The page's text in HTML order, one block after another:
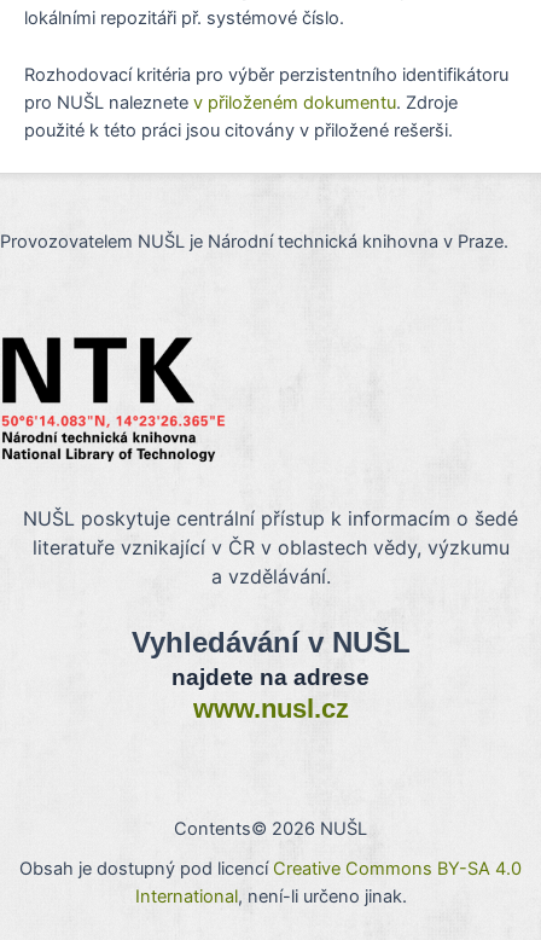
lokálními repozitáři př. systémové číslo.
Rozhodovací kritéria pro výběr perzistentního identifikátoru
pro NUŠL naleznete v přiloženém dokumentu. Zdroje
použité k této práci jsou citovány v přiložené rešerši.
Provozovatelem NUŠL je Národní technická knihovna v Praze.
NUŠL poskytuje centrální přístup k informacím o šedé
literatuře vznikající v ČR v oblastech vědy, výzkumu
a vzdělávání.
Vyhledávání v NUŠL
najdete na adrese
www.nusl.cz
Contents© 2026 NUŠL
Obsah je dostupný pod licencí Creative Commons BY-SA 4.0
International, není-li určeno jinak.